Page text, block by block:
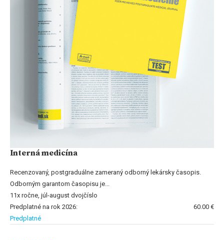
Interná medicína
Recenzovaný, postgraduálne zameraný odborný lekársky časopis.
Odborným garantom časopisu je...
11x ročne, júl-august dvojčíslo
Predplatné na rok 2026:
60.00 €
Predplatné